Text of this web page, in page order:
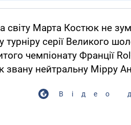
світу Марта Костюк не
турніру серії Великого
чемпіонату Франції
звану нейтральну Мірру
Відео